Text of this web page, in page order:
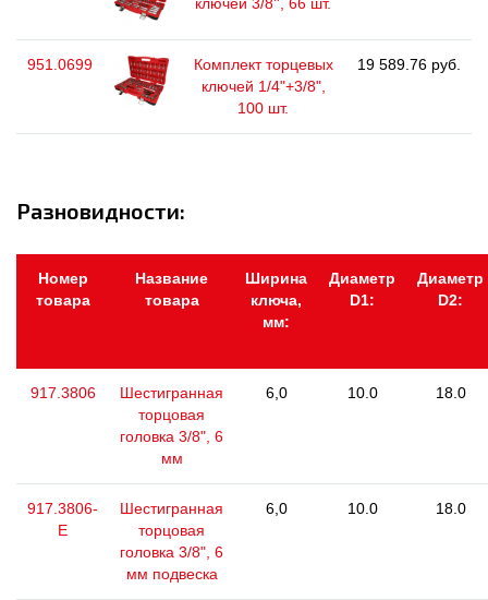
951.0699
Комплект торцевых
ключей 1/4"+3/8",
100 шт.
19 589.76 руб.
Разновидности:
Номер
товара
Название
товара
Ширина
ключа,
мм:
Диаметр
D1:
Диаметр
D2:
917.3806
Шестигранная
торцовая
головка 3/8", 6
мм
6,0 10.0 18.0
917.3806-
E
Шестигранная
торцовая
головка 3/8", 6
мм подвеска
6,0 10.0 18.0